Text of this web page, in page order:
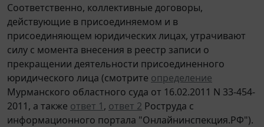
Соответственно, коллективные договоры,
действующие в присоединяемом и в
присоединяющем юридических лицах, утрачивают
силу с момента внесения в реестр записи о
прекращении деятельности присоединенного
юридического лица (смотрите определение
Мурманского областного суда от 16.02.2011 N 33-454-
2011, а также ответ 1, ответ 2 Роструда с
информационного портала "Онлайнинспекция.РФ").